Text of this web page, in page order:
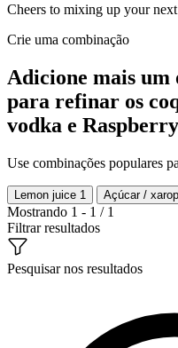
Cheers to mixing up your
Crie uma combinação
Adicione mais um
para refinar os
vodka e Raspberry
Use combinações populares
Lemon juice 1 Açúcar /
Mostrando 1 - 1 / 1
Filtrar resultados
Pesquisar nos resultados